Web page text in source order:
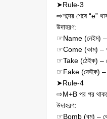
➤Rule-3
⇨শব্দের শেষে “e”
উদাহরণ:
☞Name (নেইম) –
☞Come (কাম) –
☞Take (ঠেইক) –
☞Fake (ফেইক) –
➤Rule-4
⇨M+B পর পর
উদাহরণ:
☞Bomb (বম) –